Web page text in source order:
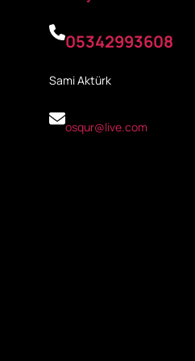
05342993608
Sami Aktürk
osqur@live.com